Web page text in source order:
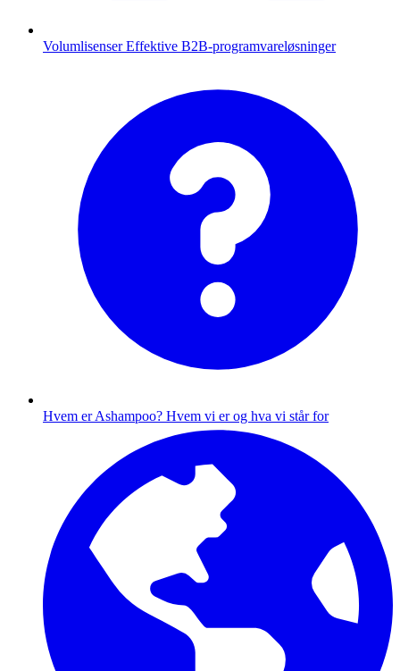
Volumlisenser Effektive B2B-programvareløsninger
Hvem er Ashampoo? Hvem vi er og hva vi står for